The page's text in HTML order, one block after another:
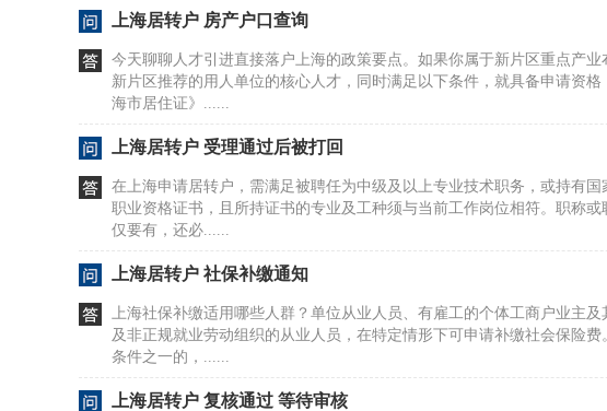
上海居转户 房产户口查询
今天聊聊人才引进直接落户上海的政策要点。如果你属于新片区重点产业
新片区推荐的用人单位的核心人才，同时满足以下条件，就具备申请资格
海市居住证》......
上海居转户 受理通过后被打回
在上海申请居转户，需满足被聘任为中级及以上专业技术职务，或持有国
职业资格证书，且所持证书的专业及工种须与当前工作岗位相符。职称或
仅要有，还必......
上海居转户 社保补缴通知
上海社保补缴适用哪些人群？单位从业人员、有雇工的个体工商户业主及
及非正规就业劳动组织的从业人员，在特定情形下可申请补缴社会保险费
条件之一的，......
上海居转户 复核通过 等待审核